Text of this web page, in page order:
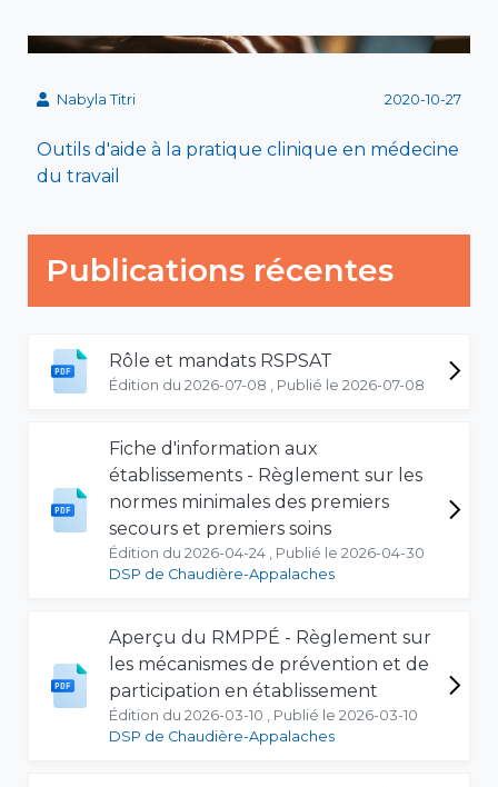
Nabyla Titri 2020-10-27
Outils d'aide à la pratique clinique en médecine
du travail
Publications récentes
Rôle et mandats RSPSAT
Édition du 2026-07-08 , Publié le 2026-07-08
Fiche d'information aux
établissements - Règlement sur les
normes minimales des premiers
secours et premiers soins
Édition du 2026-04-24 , Publié le 2026-04-30
DSP de Chaudière-Appalaches
Aperçu du RMPPÉ - Règlement sur
les mécanismes de prévention et de
participation en établissement
Édition du 2026-03-10 , Publié le 2026-03-10
DSP de Chaudière-Appalaches